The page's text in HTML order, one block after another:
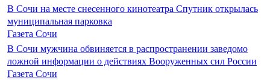
В Сочи на месте снесенного кинотеатра Спутник открылась
муниципальная парковка
Газета Сочи
В Сочи мужчина обвиняется в распространении заведомо
ложной информации о действиях Вооруженных сил России
Газета Сочи